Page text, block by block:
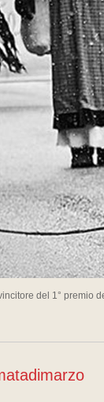
del 1° premio